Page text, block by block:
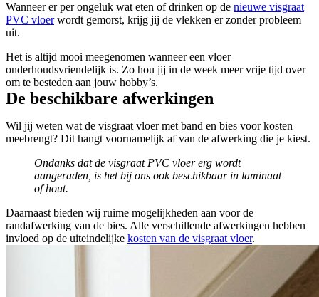
Wanneer er per ongeluk wat eten of drinken op de nieuwe visgraat
PVC vloerwordt gemorst, krijg jij de vlekken er zonder probleem
uit.
Het is altijd mooi meegenomen wanneer een vloer
onderhoudsvriendelijk is. Zo hou jij in de week meer vrije tijd over
om te besteden aan jouw hobby’s.
De beschikbare afwerkingen
Wil jij weten wat de visgraat vloer met band en bies voor kosten
meebrengt? Dit hangt voornamelijk af van de afwerking die je kiest.
Ondanks dat de visgraat PVC vloer erg wordt
aangeraden, is het bij ons ook beschikbaar in laminaat
of hout.
Daarnaast bieden wij ruime mogelijkheden aan voor de
randafwerking van de bies. Alle verschillende afwerkingen hebben
invloed op de uiteindelijke kosten van de visgraat vloer.